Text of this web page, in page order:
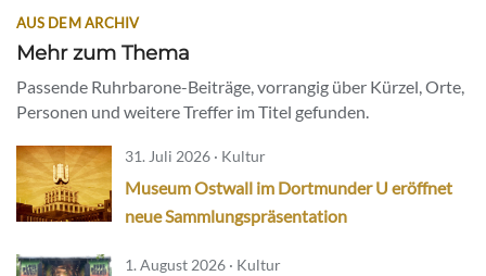
AUS DEM ARCHIV
Mehr zum Thema
Passende Ruhrbarone-Beiträge, vorrangig über Kürzel, Orte,
Personen und weitere Treffer im Titel gefunden.
31. Juli 2026 · Kultur
Museum Ostwall im Dortmunder U eröffnet
neue Sammlungspräsentation
1. August 2026 · Kultur